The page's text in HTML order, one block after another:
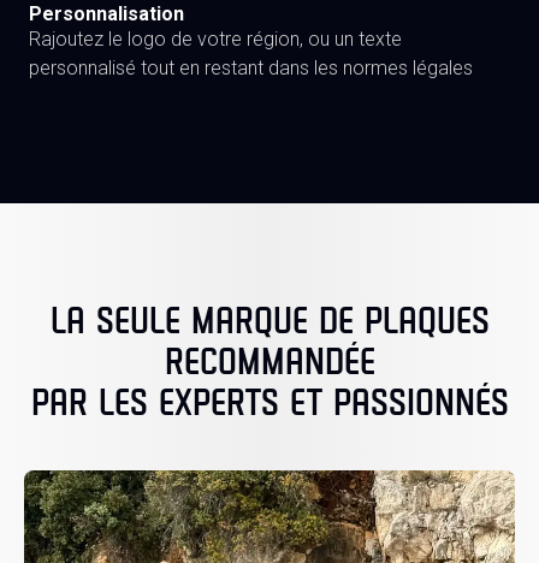
Personnalisation
Rajoutez le logo de votre région, ou un texte
personnalisé tout en restant dans les normes légales
LA SEULE MARQUE DE PLAQUES
RECOMMANDÉE
PAR LES EXPERTS ET PASSIONNÉS